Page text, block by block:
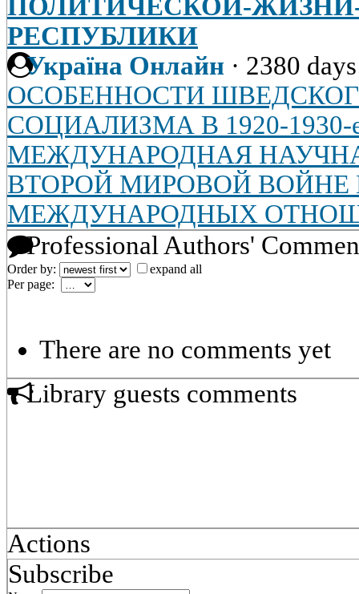
ПОЛИТИЧЕСКОЙ-
РЕСПУБЛИКИ
Україна Онлайн · 2380
ОСОБЕННОСТИ
СОЦИАЛИЗМА В 1920-1930-
МЕЖДУНАРОДНАЯ
ВТОРОЙ МИРОВОЙ
МЕЖДУНАРОДНЫХ
Professional Authors'
Order by:
expand all
Per page:
There are no comments yet
Library guests comments
Actions
Subscribe